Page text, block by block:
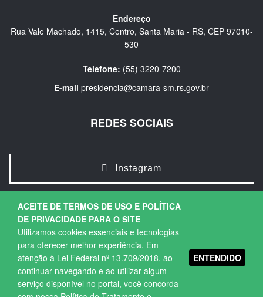
ACEITE DE TERMOS DE USO E POLÍTICA
DE PRIVACIDADE PARA O SITE
Utilizamos cookies essenciais e tecnologias
para oferecer melhor experiência. Em
atenção à Lei Federal nº 13.709/2018, ao
continuar navegando e ao utilizar algum
serviço disponível no portal, você concorda
ENTENDIDO
Endereço
Rua Vale Machado, 1415, Centro, Santa Maria - RS, CEP 97010-
530
Telefone: (55) 3220-7200
E-mail presidencia@camara-sm.rs.gov.br
REDES SOCIAIS
Instagram
Copyright © 2026. Todos os direitos Reservados.
Política de Privacidade |Termos de Uso